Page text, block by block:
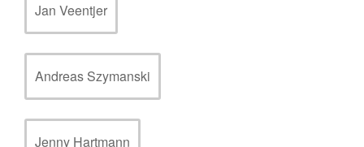
Jan Veentjer
Andreas Szymanski
Jenny Hartmann